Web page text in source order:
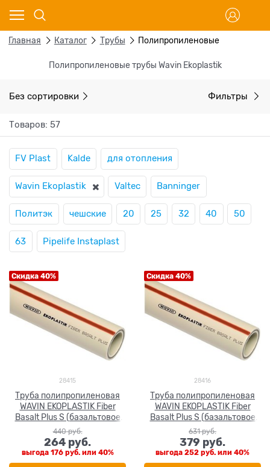
Главная Каталог Трубы Полипропиленовые
Полипропиленовые трубы Wavin Ekoplastik
Без сортировки Фильтры
Товаров: 57
FV Plast Kalde для отопления
Wavin Ekoplastik Valtec Banninger
Политэк чешские 20 25 32 40 50
63 Pipelife Instaplast
Скидка 40%
28415
Труба полипропиленовая
WAVIN EKOPLASTIK Fiber
Basalt Plus S (базальтовое
волокно) 20x2.8
440 руб.
264 руб.
выгода 176 руб.или 40%
Скидка 40%
28416
Труба полипропиленовая
WAVIN EKOPLASTIK Fiber
Basalt Plus S (базальтовое
волокно) 25x3.5
631 руб.
379 руб.
выгода 252 руб. или 40%